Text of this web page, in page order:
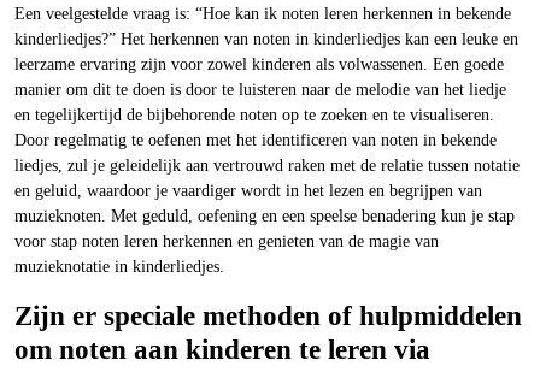
Een veelgestelde vraag is: “Hoe kan ik noten leren herkennen in bekende
kinderliedjes?” Het herkennen van noten in kinderliedjes kan een leuke en
leerzame ervaring zijn voor zowel kinderen als volwassenen. Een goede
manier om dit te doen is door te luisteren naar de melodie van het liedje
en tegelijkertijd de bijbehorende noten op te zoeken en te visualiseren.
Door regelmatig te oefenen met het identificeren van noten in bekende
liedjes, zul je geleidelijk aan vertrouwd raken met de relatie tussen notatie
en geluid, waardoor je vaardiger wordt in het lezen en begrijpen van
muzieknoten. Met geduld, oefening en een speelse benadering kun je stap
voor stap noten leren herkennen en genieten van de magie van
muzieknotatie in kinderliedjes.
Zijn er speciale methoden of hulpmiddelen
om noten aan kinderen te leren via